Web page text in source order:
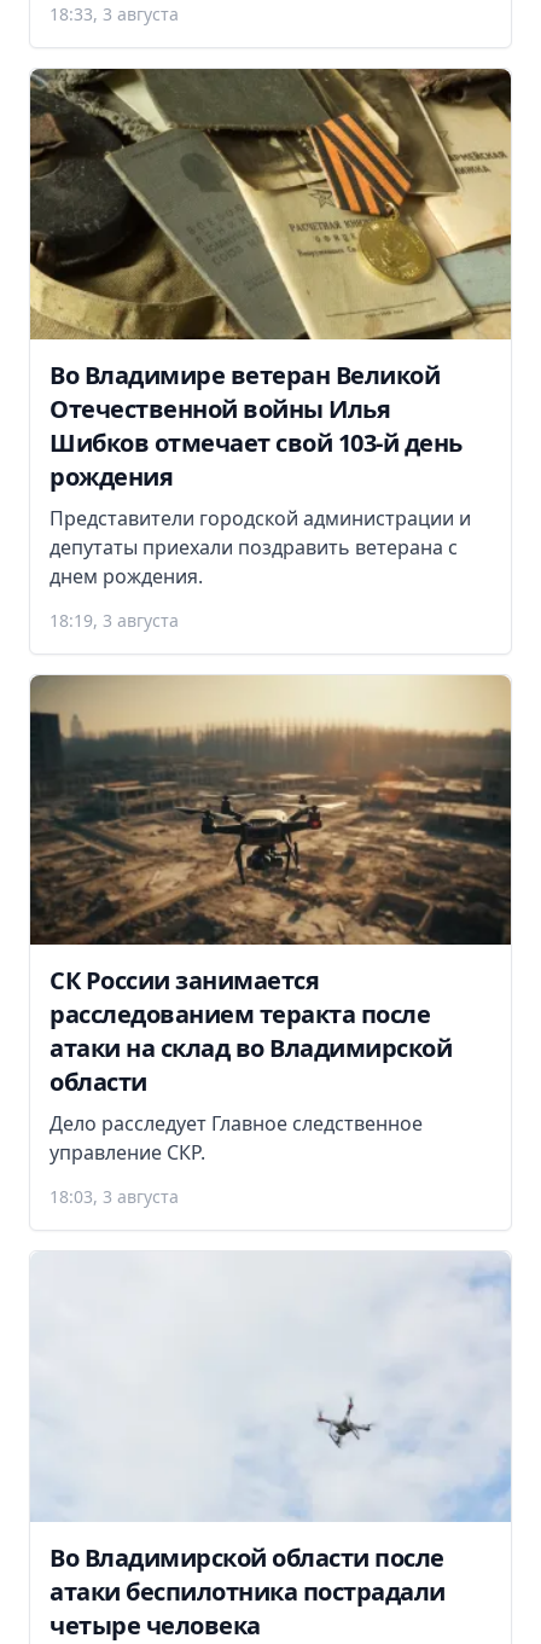
18:33, 3 августа
Во Владимире ветеран Великой
Отечественной войны Илья
Шибков отмечает свой 103-й день
рождения
Представители городской администрации и
депутаты приехали поздравить ветерана с
днем рождения.
18:19, 3 августа
СК России занимается
расследованием теракта после
атаки на склад во Владимирской
области
Дело расследует Главное следственное
управление СКР.
18:03, 3 августа
Во Владимирской области после
атаки беспилотника пострадали
четыре человека